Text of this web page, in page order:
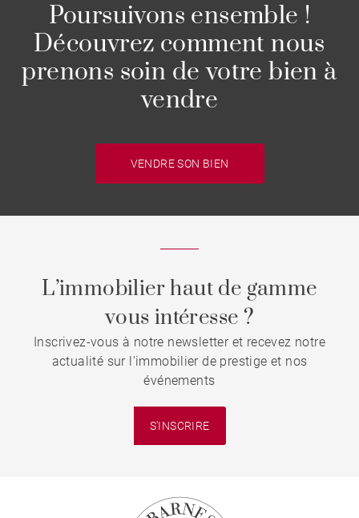
Poursuivons ensemble !
Découvrez comment nous
prenons soin de votre bien à
vendre
VENDRE SON BIEN
L’immobilier haut de gamme
vous intéresse ?
Inscrivez-vous à notre newsletter et recevez notre
actualité sur l'immobilier de prestige et nos
événements
S'INSCRIRE